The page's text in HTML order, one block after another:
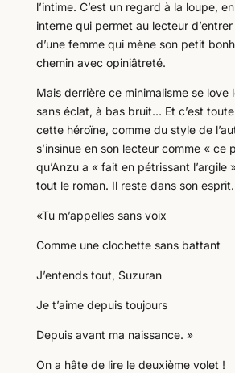
l’intime. C’est un regard à la loupe,
interne qui permet au lecteur
d’une femme qui mène son petit
chemin avec opiniâtreté.
Mais derrière ce minimalisme se love
sans éclat, à bas bruit… Et c’est
cette héroïne, comme du style de
s’insinue en son lecteur comme « ce
qu’Anzu a « fait en pétrissant l’argile
tout le roman. Il reste dans son
«Tu m’appelles sans voix
Comme une clochette sans battant
J’entends tout, Suzuran
Je t’aime depuis toujours
Depuis avant ma naissance. »
On a hâte de lire le deuxième volet !